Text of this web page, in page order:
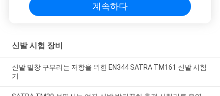
계속하다
신발 시험 장비
신발 밑창 구부리는 저항을 위한 EN344 SATRA TM161 신발 시험
기